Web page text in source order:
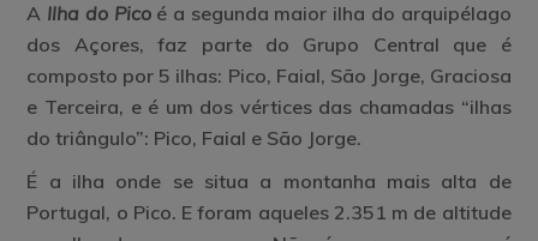
A Ilha do Pico é a segunda maior ilha do arquipélago
dos Açores, faz parte do Grupo Central que é
composto por 5 ilhas: Pico, Faial, São Jorge, Graciosa
e Terceira, e é um dos vértices das chamadas “ilhas
do triângulo”: Pico, Faial e São Jorge.
É a ilha onde se situa a montanha mais alta de
Portugal, o Pico. E foram aqueles 2.351 m de altitude